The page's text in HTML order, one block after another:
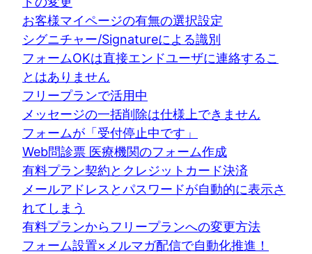
お客様マイページの有無の選択設定
シグニチャー/Signatureによる識別
フォームOKは直接エンドユーザに連絡するこ
とはありません
フリープランで活用中
メッセージの一括削除は仕様上できません
フォームが「受付停止中です」
Web問診票 医療機関のフォーム作成
有料プラン契約とクレジットカード決済
メールアドレスとパスワードが自動的に表示さ
れてしまう
有料プランからフリープランへの変更方法
フォーム設置×メルマガ配信で自動化推進！